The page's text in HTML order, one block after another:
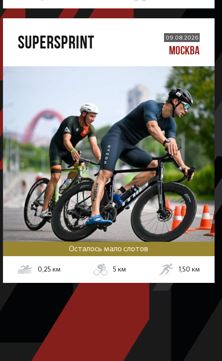
SUPERSPRINT 09.08.2026
МОСКВА
Осталось мало слотов
0,25 км 5км 1,50 км